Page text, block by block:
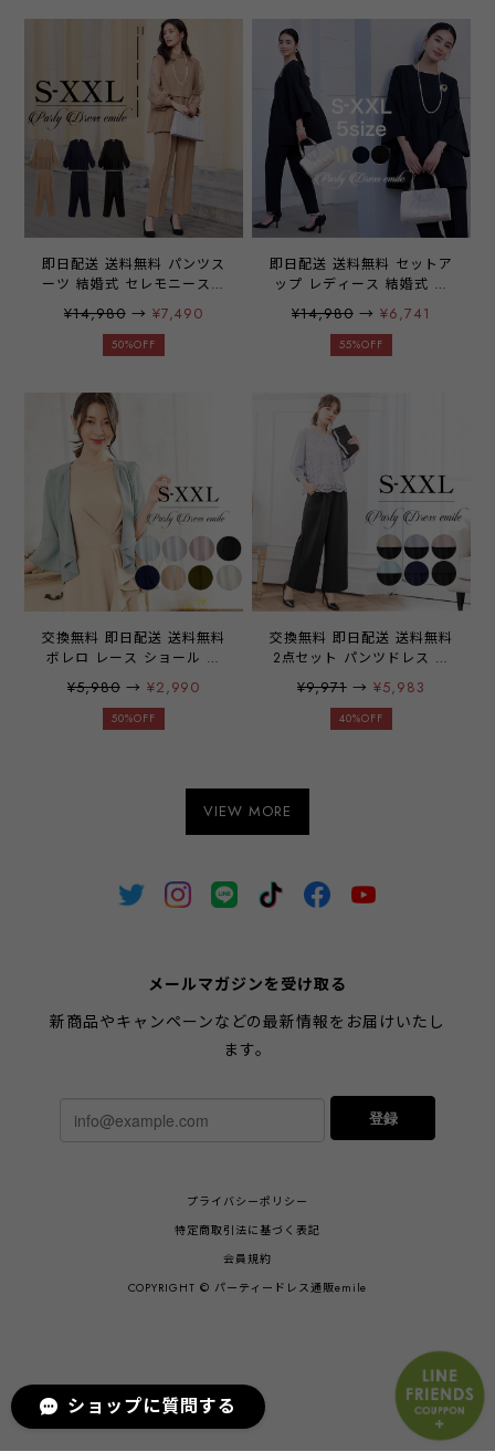
ディース 結婚式 二次会 披
露宴 謝恩会 1.5次会 発表会
入学式 卒業式 入園式 卒園
式 冠婚葬祭 フォーマル サ
テン パーティーアイテム 20
代 30代 40代 emile0072
会 謝恩会 防寒 体型カバー
即日配送 送料無料 パンツス
ーツ 結婚式 セレモニースー
ツ 七五三 入園式 服装 母親
卒園式 ママ プリーツ 切替
パンツドレス スーツ 母 パ
ズ セットアップ レディース
入学式 30代 40代 50代 おし
ゃれ コーデ 春 夏 秋 冬
emile0356
¥14,980→ ¥7,490
50%OFF
即日配送 送料無料 セットア
ップ レディース 結婚式 七
五三 ママスーツ パンツスー
ツ セレモニースーツ ティア
ード カジュアル パンツドレ
服装 おしゃれ コーデ 入学
式 卒業式 パーティー ネイ
ビー アプリコット ブラック
emile0381
¥14,980→ ¥6,741
55%OFF
交換無料 即日配送 送料無料
ボレロ レース ショール カ
ー シフォン 着痩せ 羽織物
ショール ストール パーティ
¥5,980→ ¥2,990
50%OFF
交換無料 即日配送 送料無料
2点セット パンツドレス ガ
ス ドレス セットアップ 上
下セット パーティードレス
校行事 レディース 20代 30
代 40代 大きいサイズ お呼
¥9,971→ ¥5,983
40%OFF
VIEW MORE
メールマガジンを受け取る
新商品やキャンペーンなどの最新情報をお届けいたし
ます。
登録
プライバシーポリシー
特定商取引法に基づく表記
会員規約
COPYRIGHT © パーティードレス通販emile
ショップに質問する